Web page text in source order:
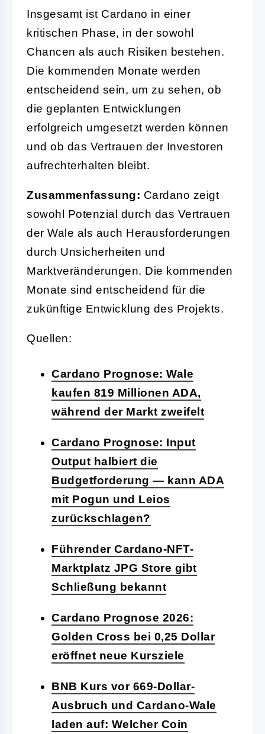
Insgesamt ist Cardano in einer
kritischen Phase, in der sowohl
Chancen als auch Risiken bestehen.
Die kommenden Monate werden
entscheidend sein, um zu sehen, ob
die geplanten Entwicklungen
erfolgreich umgesetzt werden können
und ob das Vertrauen der Investoren
aufrechterhalten bleibt.
Zusammenfassung: Cardano zeigt
sowohl Potenzial durch das Vertrauen
der Wale als auch Herausforderungen
durch Unsicherheiten und
Marktveränderungen. Die kommenden
Monate sind entscheidend für die
zukünftige Entwicklung des Projekts.
Quellen:
Cardano Prognose: Wale
kaufen 819 Millionen ADA,
während der Markt zweifelt
Cardano Prognose: Input
Output halbiert die
Budgetforderung — kann ADA
mit Pogun und Leios
zurückschlagen?
Führender Cardano-NFT-
Marktplatz JPG Store gibt
Schließung bekannt
Cardano Prognose 2026:
Golden Cross bei 0,25 Dollar
eröffnet neue Kursziele
BNB Kurs vor 669-Dollar-
Ausbruch und Cardano-Wale
laden auf: Welcher Coin